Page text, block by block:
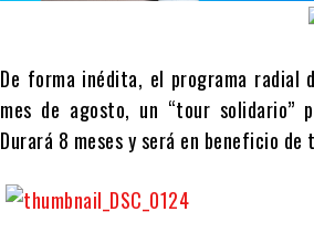
De forma inédita, el programa radial
mes de agosto, un “tour solidario”
Durará 8 meses y será en beneficio